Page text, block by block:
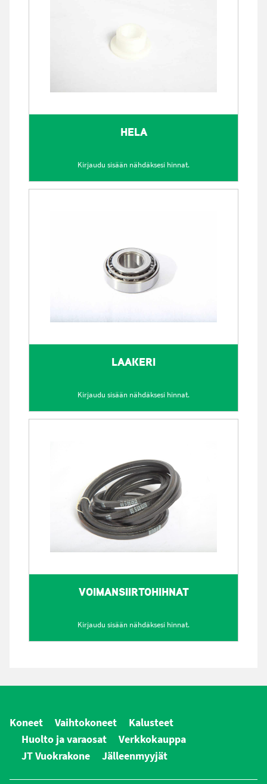
HELA
Kirjaudu sisään nähdäksesi hinnat.
LAAKERI
Kirjaudu sisään nähdäksesi hinnat.
VOIMANSIIRTOHIHNAT
Kirjaudu sisään nähdäksesi hinnat.
Koneet Vaihtokoneet
Kalusteet
Huolto ja varaosat
Verkkokauppa
JT Vuokrakone
Jälleenmyyjät